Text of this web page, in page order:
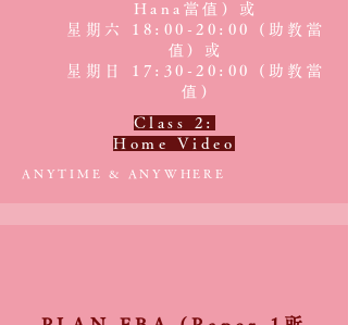
Hana當值) 或
星期六 18:00-20:00 (助教當
值) 或
星期日 17:30-20:00 (助教當
值)
Class 2:
Home Video
ANYTIME & ANYWHERE